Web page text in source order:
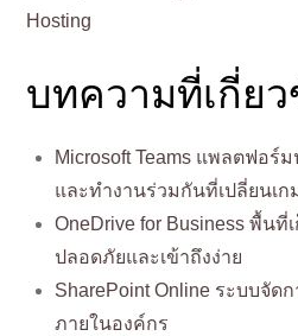
Hosting
บทความที่เกี่ยว
Microsoft Teams แพลตฟอ
และทำงานร่วมกันที่เปลี่ยนเ
OneDrive for Business พื้น
ปลอดภัยและเข้าถึงง่าย
SharePoint Online ระบบจัด
ภายในองค์กร